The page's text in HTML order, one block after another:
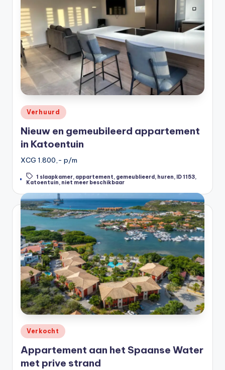
Posted
in
Verhuurd
Nieuw en gemeubileerd appartement
in Katoentuin
XCG 1.800,- p/m
Tags: 1 slaapkamer, appartement gemeublieerd, huren ID 1153,
Katoentuin, niet meer beschikbaar
Posted
in
Verkocht
Appartement aan het Spaanse Water
met prive strand